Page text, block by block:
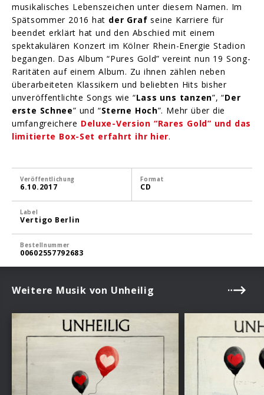
musikalisches Lebenszeichen unter diesem Namen. Im
Spätsommer 2016 hat der Graf seine Karriere für
beendet erklärt hat und den Abschied mit einem
spektakulären Konzert im Kölner Rhein-Energie Stadion
begangen. Das Album “Pures Gold” vereint nun 19 Song-
Raritäten auf einem Album. Zu ihnen zählen neben
überarbeiteten Klassikern und beliebten Hits bisher
unveröffentlichte Songs wie “Lass uns tanzen”, “Der
erste Schnee” und “Sterne Hoch”. Mehr über die
umfangreichere Deluxe-Version “Rares Gold” und das
limitierte Box-Set erfahrt ihr hier.
Veröffentlichung
6.10.2017
Format
CD
Label
Vertigo Berlin
Bestellnummer
00602557792683
Weitere Musik von Unheilig